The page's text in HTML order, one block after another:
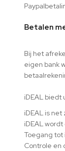
Betalen
Bij het
eigen bank
iDEAL biedt
iDEAL is
iDEAL
Toegang tot
Controle en